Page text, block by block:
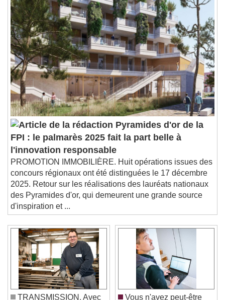
Pyramides d'or de la
FPI : le palmarès 2025 fait la part belle à
l'innovation responsable
PROMOTION IMMOBILIÈRE. Huit opérations issues des
concours régionaux ont été distinguées le 17 décembre
2025. Retour sur les réalisations des lauréats nationaux
des Pyramides d'or, qui demeurent une grande source
d'inspiration et ...